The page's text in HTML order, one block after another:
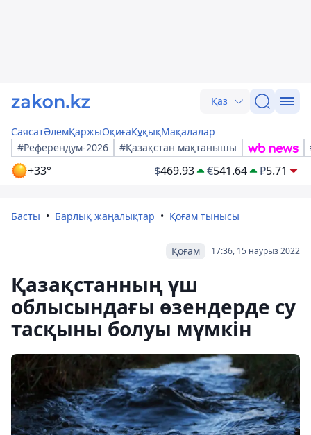
Қаз
СаясатӘлемҚаржыОқиғаҚұқықМақалалар
#Референдум-2026
#Қазақстан мақтанышы
+33° $469.93 €541.64 ₽5.71
Басты Барлық жаңалықтар Қоғам тынысы
17:36, 15 наурыз 2022
Қоғам
Қазақстанның үш
облысындағы өзендерде су
тасқыны болуы мүмкін